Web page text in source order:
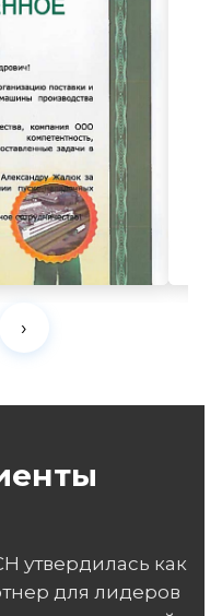
›
утвердилась как
для лидеров